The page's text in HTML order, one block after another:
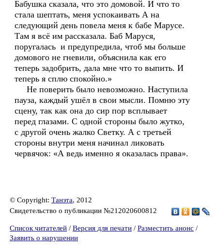
Бабушка сказала, что это домовой. И что то
стала шептать, меня успокаивать А на
следующий день повела меня к бабе Марусе.
Там я всё им рассказала. Баб Маруся,
поругалась и предупредила, чтоб мы больше
домового не гневили, объяснила как его
теперь задобрить, дала мне что то выпить. И
теперь я сплю спокойно.»
Не поверить было невозможно. Наступила
пауза, каждый ушёл в свои мысли. Помню эту
сцену, так как она до сир пор всплывает
перед глазами. С одной стороны было жутко,
с другой очень жалко Светку. А с третьей
стороны внутри меня начинал ликовать
червячок: «А ведь именно я оказалась права».
© Copyright: Танэта, 2012
Свидетельство о публикации №212020600812
Список читателей / Версия для печати / Разместить анонс /
Заявить о нарушении